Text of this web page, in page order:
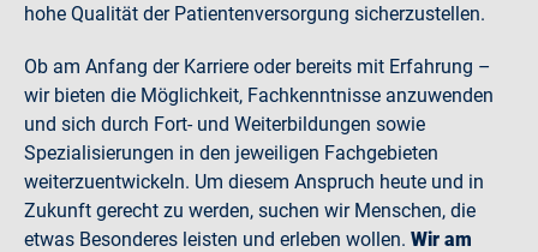
hohe Qualität der Patientenversorgung sicherzustellen.
Ob am Anfang der Karriere oder bereits mit Erfahrung –
wir bieten die Möglichkeit, Fachkenntnisse anzuwenden
und sich durch Fort- und Weiterbildungen sowie
Spezialisierungen in den jeweiligen Fachgebieten
weiterzuentwickeln. Um diesem Anspruch heute und in
Zukunft gerecht zu werden, suchen wir Menschen, die
etwas Besonderes leisten und erleben wollen. Wir am